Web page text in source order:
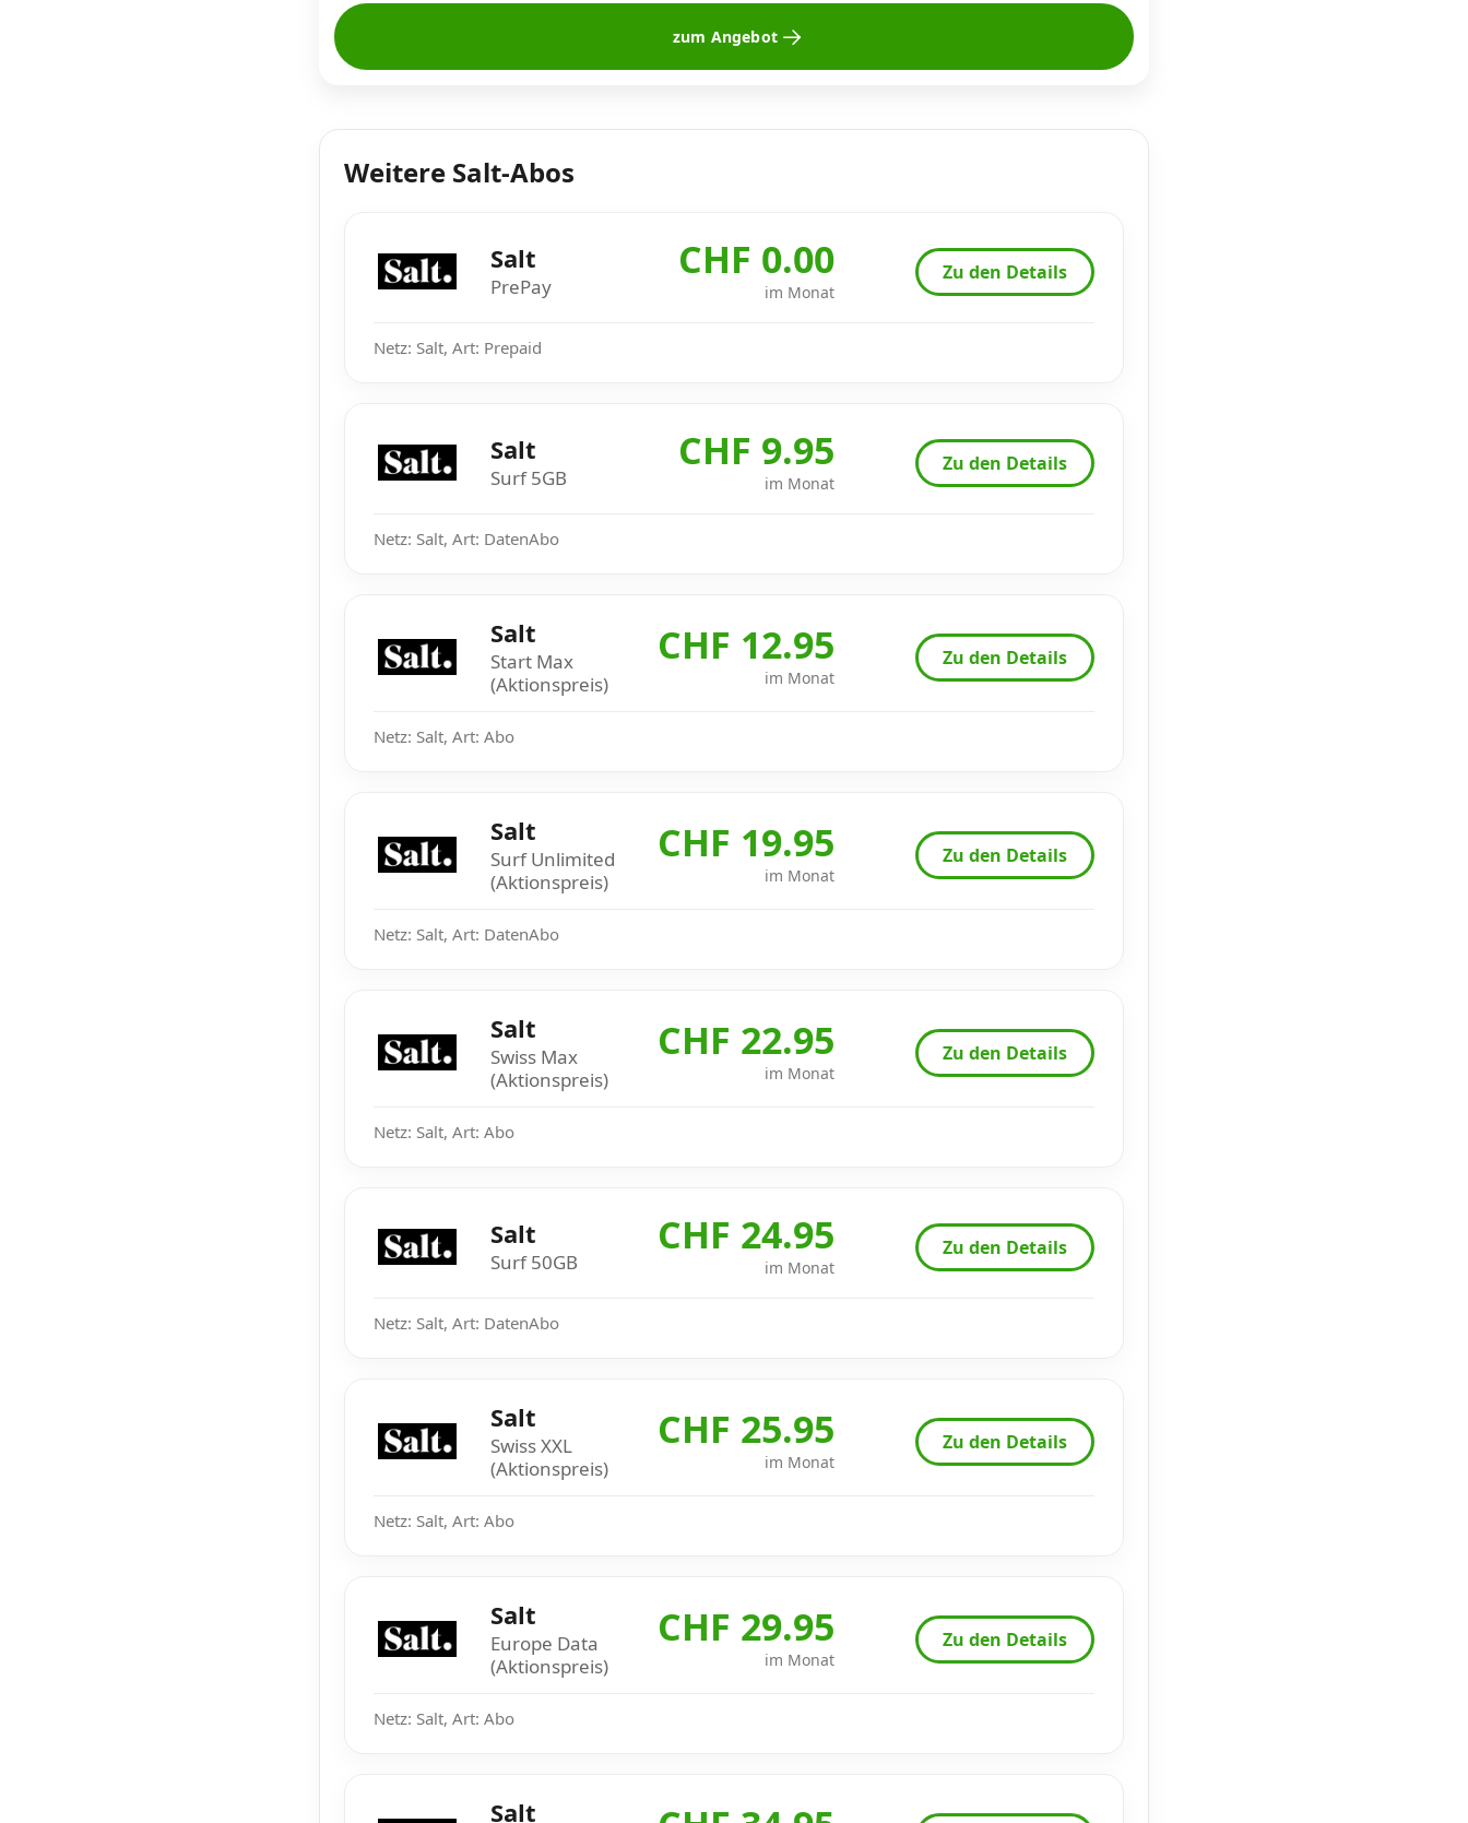
zum Angebot
Weitere Salt-Abos
Salt
PrePay
CHF 0.00
im Monat
Zu den Details
Netz: Salt, Art: Prepaid
Salt
Surf 5GB
CHF 9.95
im Monat
Zu den Details
Netz: Salt, Art: DatenAbo
Salt
Start Max
(Aktionspreis)
CHF 12.95
im Monat
Zu den Details
Netz: Salt, Art: Abo
Salt
Surf Unlimited
(Aktionspreis)
CHF 19.95
im Monat
Zu den Details
Netz: Salt, Art: DatenAbo
Salt
Swiss Max
(Aktionspreis)
CHF 22.95
im Monat
Zu den Details
Netz: Salt, Art: Abo
Salt
Surf 50GB
CHF 24.95
im Monat
Zu den Details
Netz: Salt, Art: DatenAbo
Salt
Swiss XXL
(Aktionspreis)
CHF 25.95
im Monat
Zu den Details
Netz: Salt, Art: Abo
Salt
Europe Data
(Aktionspreis)
CHF 29.95
im Monat
Zu den Details
Netz: Salt, Art: Abo
Salt